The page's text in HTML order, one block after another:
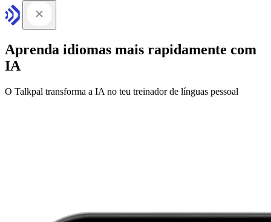
Aprenda idiomas mais rapidamente com
IA
O Talkpal transforma a IA no teu treinador de línguas pessoal